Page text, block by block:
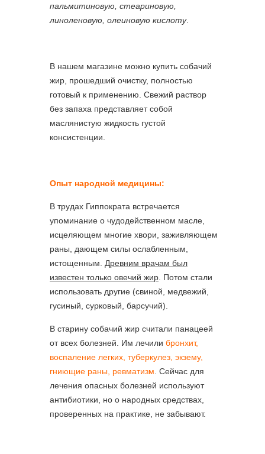
пальмитиновую, стеариновую,
линоленовую, олеиновую кислоту.
В нашем магазине можно купить собачий
жир, прошедший очистку, полностью
готовый к применению. Свежий раствор
без запаха представляет собой
маслянистую жидкость густой
консистенции.
Опыт народной медицины:
В трудах Гиппократа встречается
упоминание о чудодейственном масле,
исцеляющем многие хвори, заживляющем
раны, дающем силы ослабленным,
истощенным. Древним врачам был
известен только овечий жир . Потом стали
использовать другие (свиной, медвежий,
гусиный, сурковый, барсучий).
В старину собачий жир считали панацеей
от всех болезней. Им лечили бронхит,
воспаление легких, туберкулез, экзему,
гниющие раны, ревматизм . Сейчас для
лечения опасных болезней используют
антибиотики, но о народных средствах,
проверенных на практике, не забывают.